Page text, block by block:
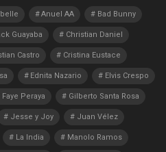
Anuel AA Bad Bunny
Guayaba Christian Daniel
Castro Cristina Eustace
Ednita Nazario Elvis Crespo
Faye Peraya Gilberto Santa Rosa
Jesse y Joy Juan Vélez
La India Manolo Ramos